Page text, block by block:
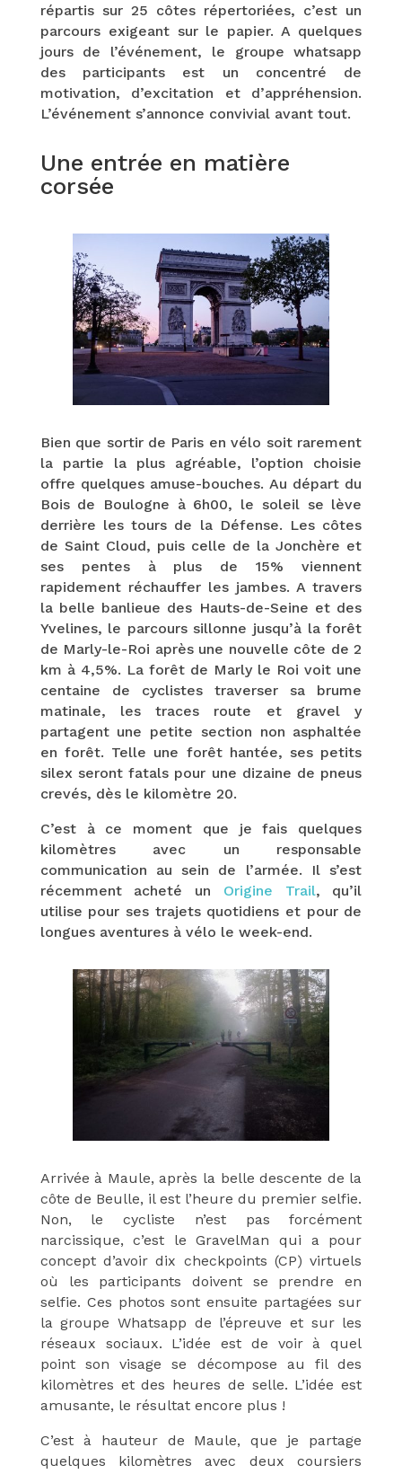
répartis sur 25 côtes répertoriées, c’est un
parcours exigeant sur le papier. A quelques
jours de l’événement, le groupe whatsapp
des participants est un concentré de
motivation, d’excitation et d’appréhension.
L’événement s’annonce convivial avant tout.
Une entrée en matière
corsée
Bien que sortir de Paris en vélo soit rarement
la partie la plus agréable, l’option choisie
offre quelques amuse-bouches. Au départ du
Bois de Boulogne à 6h00, le soleil se lève
derrière les tours de la Défense. Les côtes
de Saint Cloud, puis celle de la Jonchère et
ses pentes à plus de 15% viennent
rapidement réchauffer les jambes. A travers
la belle banlieue des Hauts-de-Seine et des
Yvelines, le parcours sillonne jusqu’à la forêt
de Marly-le-Roi après une nouvelle côte de 2
km à 4,5%. La forêt de Marly le Roi voit une
centaine de cyclistes traverser sa brume
matinale, les traces route et gravel y
partagent une petite section non asphaltée
en forêt. Telle une forêt hantée, ses petits
silex seront fatals pour une dizaine de pneus
crevés, dès le kilomètre 20.
C’est à ce moment que je fais quelques
kilomètres avec un responsable
communication au sein de l’armée. Il s’est
récemment acheté un Origine Trail, qu’il
utilise pour ses trajets quotidiens et pour de
longues aventures à vélo le week-end.
Arrivée à Maule, après la belle descente de la
côte de Beulle, il est l’heure du premier selfie.
Non, le cycliste n’est pas forcément
narcissique, c’est le GravelMan qui a pour
concept d’avoir dix checkpoints (CP) virtuels
où les participants doivent se prendre en
selfie. Ces photos sont ensuite partagées sur
la groupe Whatsapp de l’épreuve et sur les
réseaux sociaux. L’idée est de voir à quel
point son visage se décompose au fil des
kilomètres et des heures de selle. L’idée est
amusante, le résultat encore plus !
C’est à hauteur de Maule, que je partage
quelques kilomètres avec deux coursiers